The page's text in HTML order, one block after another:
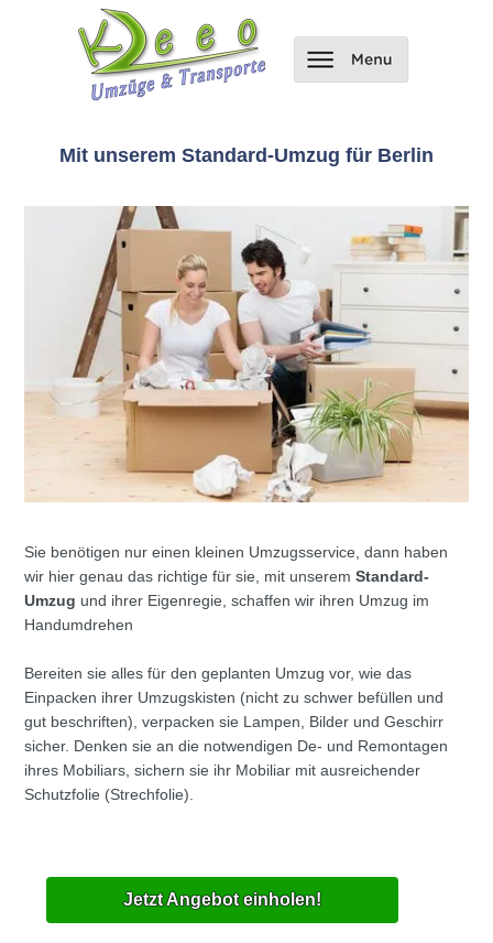
Mit unserem Standard-Umzug für Berlin
Sie benötigen nur einen kleinen Umzugsservice, dann haben
wir hier genau das richtige für sie, mit unseremStandard-
Umzug und ihrer Eigenregie, schaffen wir ihren Umzug im
Handumdrehen
Bereiten sie alles für den geplanten Umzug vor, wie das
Einpacken ihrer Umzugskisten (nicht zu schwer befüllen und
gut beschriften), verpacken sie Lampen, Bilder und Geschirr
sicher. Denken sie an die notwendigen De- und Remontagen
ihres Mobiliars, sichern sie ihr Mobiliar mit ausreichender
Schutzfolie (Strechfolie).
Jetzt Angebot einholen!